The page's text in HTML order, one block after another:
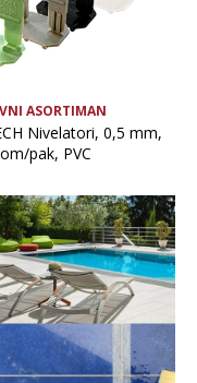
ASORTIMAN
Nivelatori, 0,5 mm,
pak, PVC